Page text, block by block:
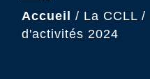
Accueil / La CCLL /
d'activités 2024